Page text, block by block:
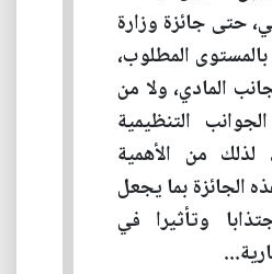
حتى جائزة وزارة
المطلوب،
المادي، ولا من
التنظيمية
لذلك من الأهمية
الجائزة بما يجعل
وتأثيرا في